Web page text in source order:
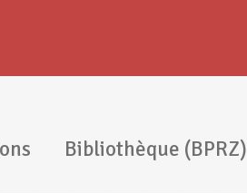
Bibliothèque (BPRZ)